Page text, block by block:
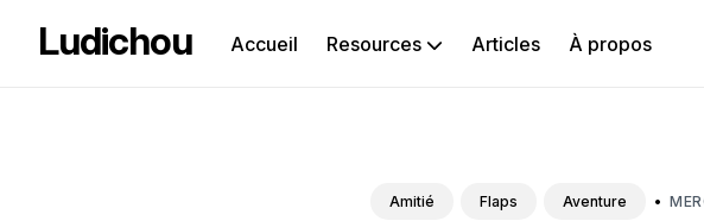
Ludichou Accueil Resources Articles À propos
le
Amitié Flaps Aventure •